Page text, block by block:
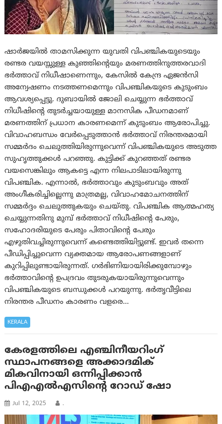
ഷാർജയില്‍ താമസിക്കുന്ന യുവതി വിപഞ്ചികയുടെയും
രണ്ടര വയസ്സുള്ള കുഞ്ഞിന്റെയും മരണത്തിനുത്തരവാദി
ഭര്‍ത്താവ് നിധീഷാണെന്നും, കേസില്‍ കേന്ദ്ര ഏജൻസി
അന്വേഷണം നടത്തണമെന്നും വിപഞ്ചികയുടെ കുടുംബം
ആവശ്യപ്പെട്ടു. ദുബായിൽ ജോലി ചെയ്യുന്ന ഭർത്താവ്
നിധീഷിന്റെ തുടര്‍ച്ചയായുള്ള മാനസിക പീഡനമാണ്
മരണത്തിന് പ്രധാന കാരണമെന്ന് കുടുംബം ആരോപിച്ചു.
വിവാഹബന്ധം വേര്‍പ്പെടുത്താന്‍ ഭര്‍ത്താവ് നിരന്തരമായി
സമ്മര്‍ദം ചെലുത്തിയിരുന്നുവെന്ന് വിപഞ്ചികയുടെ അടുത്ത
സുഹൃത്തുക്കള്‍ പറഞ്ഞു. കുട്ടിക്ക് കുറഞ്ഞത് രണ്ടര
വയസെങ്കിലും ആകട്ടെ എന്ന നിലപാടിലായിരുന്നു
വിപഞ്ചിക. എന്നാല്‍, ഭര്‍ത്താവും കുടുംബവും അത്
അംഗീകരിച്ചില്ലെന്നു മാത്രമല്ല, വിവാഹമോചനത്തിന്
സമ്മര്‍ദ്ദം ചെലുത്തുകയും ചെയ്തു. വിപഞ്ചിക ആത്മഹത്യ
ചെയ്യുന്നതിനു മുമ്പ് ഭര്‍ത്താവ് നിധീഷിന്റെ പേരും,
സഹോദരിയുടെ പേരും പിതാവിന്റെ പേരും
എഴുതിവച്ചിരുന്നുവെന്ന് കണ്ടെത്തിയിട്ടുണ്ട്. ഇവര്‍ തന്നെ
പീഡിപ്പിച്ചുവെന്ന വ്യക്തമായ ആരോപണങ്ങളാണ്
കുറിപ്പിലുണ്ടായിരുന്നത്. ഗര്‍ഭിണിയായിരിക്കുമ്പോഴും
ഭര്‍ത്താവിന്റെ ഉപദ്രവം തുടരുകയായിരുന്നുവെന്നും
വിപഞ്ചികയുടെ ബന്ധുക്കള്‍ പറയുന്നു. ഭർതൃവീട്ടിലെ
നിരന്തര പീഡനം കാരണം വളരെ…
KERALA
കേരളത്തിലെ എഞ്ചിനീയറിംഗ്
സ്ഥാപനങ്ങളെ അക്കാദമിക്
മികവിനായി ഒന്നിപ്പിക്കാന്‍
പിഎഎൽഎസിന്റെ റോഡ് ഷോ
Jul 12, 2025 .